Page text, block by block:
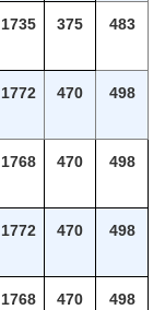
1735 375 483
1772 470 498
1768 470 498
1772 470 498
1768 470 498